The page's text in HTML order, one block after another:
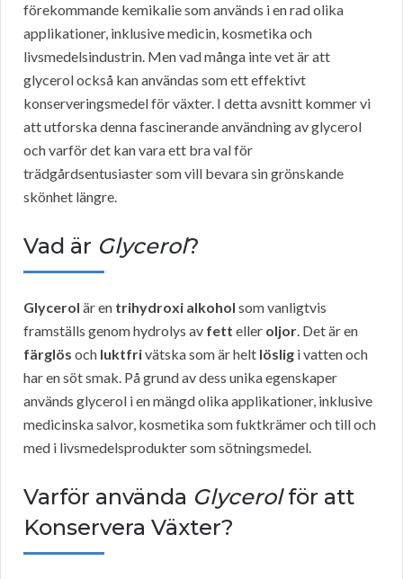
förekommande kemikalie som används i en rad olika
applikationer, inklusive medicin, kosmetika och
livsmedelsindustrin. Men vad många inte vet är att
glycerol också kan användas som ett effektivt
konserveringsmedel för växter. I detta avsnitt kommer vi
att utforska denna fascinerande användning av glycerol
och varför det kan vara ett bra val för
trädgårdsentusiaster som vill bevara sin grönskande
skönhet längre.
Vad är Glycerol?
Glycerol är en trihydroxi alkohol som vanligtvis
framställs genom hydrolys av fett eller oljor. Det är en
färglös och luktfrivätska som är helt löslig i vatten och
har en söt smak. På grund av dess unika egenskaper
används glycerol i en mängd olika applikationer, inklusive
medicinska salvor, kosmetika som fuktkrämer och till och
med i livsmedelsprodukter som sötningsmedel.
Varför använda Glycerolför att
Konservera Växter?